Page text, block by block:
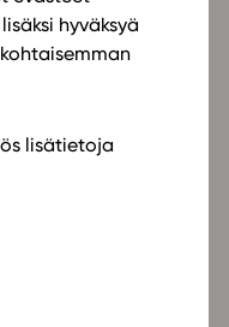
hyväksyä
lisätietoja